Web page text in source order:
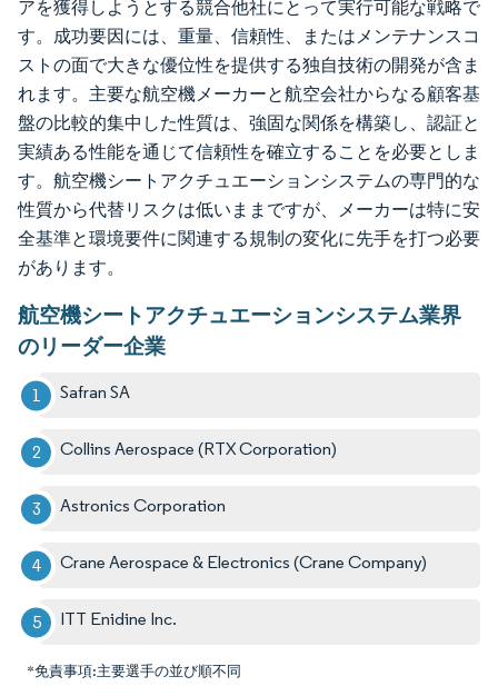
アを獲得しようとする競合他社にとって実行可能な戦略で
す。成功要因には、重量、信頼性、またはメンテナンスコ
ストの面で大きな優位性を提供する独自技術の開発が含ま
れます。主要な航空機メーカーと航空会社からなる顧客基
盤の比較的集中した性質は、強固な関係を構築し、認証と
実績ある性能を通じて信頼性を確立することを必要としま
す。航空機シートアクチュエーションシステムの専門的な
性質から代替リスクは低いままですが、メーカーは特に安
全基準と環境要件に関連する規制の変化に先手を打つ必要
があります。
航空機シートアクチュエーションシステム業界
のリーダー企業
Safran SA
Collins Aerospace (RTX Corporation)
Astronics Corporation
Crane Aerospace & Electronics (Crane Company)
ITT Enidine Inc.
*免責事項:主要選手の並び順不同